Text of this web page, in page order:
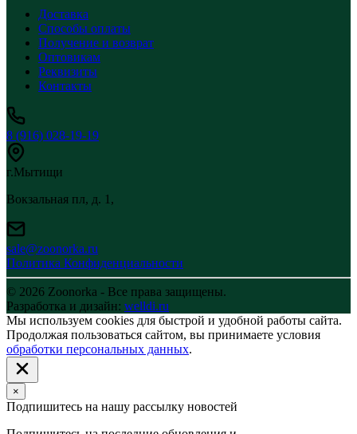
Доставка
Способы оплаты
Получение и возврат
Оптовикам
Реквизиты
Контакты
8 (916) 028-19-19
г.Мытищи
Вокзальная пл, д. 1,
sale@zoonorka.ru
Политика Конфиденциальности
© 2026 Zoonorka - Все права защищены.
Разработка и дизайн: welldi.ru
Мы используем cookies для быстрой и удобной работы сайта.
Продолжая пользоваться сайтом, вы принимаете условия
обработки персональных данных.
×
Подпишитесь на нашу рассылку новостей